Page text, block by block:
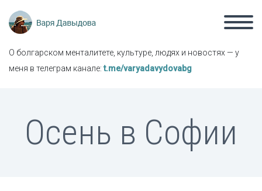
О болгарском менталитете, культуре, людях и новостях — у
меня в телеграм канале:t.me/varyadavydovabg
Осень в Софии